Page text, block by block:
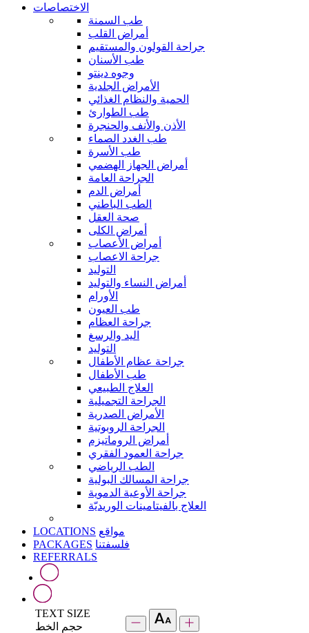
الاختصاصات
طب السمنة
أمراض القلب
جراحة القولون والمستقيم
طب الأسنان
وجوه دينتو
الأمراض الجلدية
الحمية والنظام الغذائي
طب الطوارئ
الأذن والأنف والحنجرة
طب الغدد الصماء
طب الأسرة
أمراض الجهاز الهضمي
الجراحة العامة
أمراض الدم
الطب الباطني
صحة العقل
أمراض الكلى
أمراض الأعصاب
جراحة الاعصاب
التوليد
أمراض النساء والتوليد
الأورام
طب العيون
جراحة العظام
اليد والرسغ
التوليد
جراحة عظام الأطفال
طب الأطفال
العلاج الطبيعي
الجراحة التجميلية
الأمراض الصدرية
الجراحة الروبوتية
أمراض الروماتيزم
جراحة العمود الفقري
الطب الرياضي
جراحة المسالك البولية
جراحة الأوعية الدموية
العلاج بالفيتامينات الوريديّة
LOCATIONS مواقع
PACKAGES فلسفتنا
REFERRALS
TEXT SIZE
حجم الخط